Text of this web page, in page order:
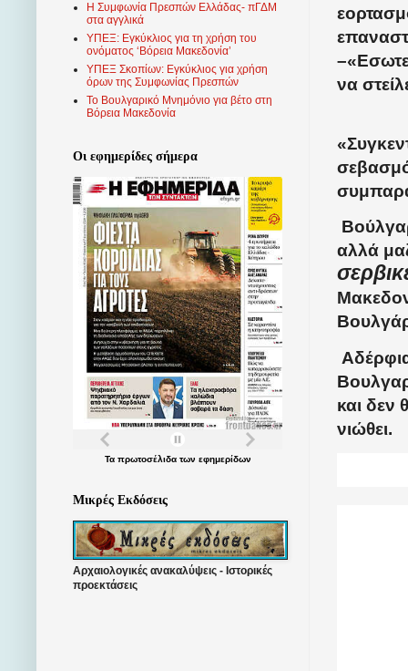
να
αλλά
και δεν
νιώθει.
Η Συμφωνία Πρεσπών Ελλάδας- πΓΔΜ
στα αγγλικά
ΥΠΕΞ: Εγκύκλιος για τη χρήση του
ονόματος ‘Βόρεια Μακεδονία’
ΥΠΕΞ Σκοπίων: Εγκύκλιος για χρήση
όρων της Συμφωνίας Πρεσπών
Το Βουλγαρικό Μνημόνιο για βέτο στη
Βόρεια Μακεδονία
Οι εφημερίδες σήμερα
Τα πρωτοσέλιδατων εφημερίδων
Μικρές Εκδόσεις
Αρχαιολογικές ανακαλύψεις - Ιστορικές
προεκτάσεις